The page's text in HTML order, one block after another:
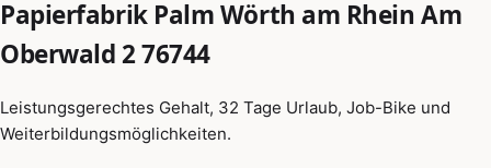
Papierfabrik Palm Wörth am Rhein Am
Oberwald 2 76744
Leistungsgerechtes Gehalt, 32 Tage Urlaub, Job-Bike und
Weiterbildungsmöglichkeiten.